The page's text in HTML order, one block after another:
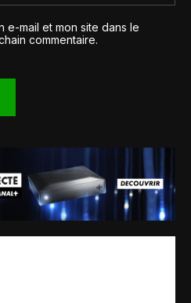
e-mail et mon site dans le
commentaire.